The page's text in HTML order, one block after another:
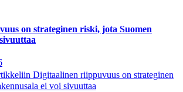
on strateginen riski, jota Suomen
Digitaalinen riippuvuus on strateginen
ei voi sivuuttaa